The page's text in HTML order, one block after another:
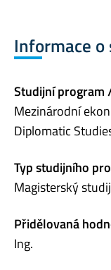
Informace
Studijní program
Mezinárodní
Diplomatic
Typ studijního
Magisterský
Přidělovaná
Ing.